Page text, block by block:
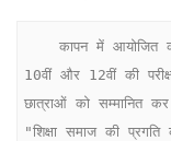
    कापन में आयोजित कार्यक्रम के दौरान वित्त मंत्री श्री चौधरी ने कक्षा
10वीं और 12वीं की
छात्राओं को सम्मानित
"शिक्षा समाज की